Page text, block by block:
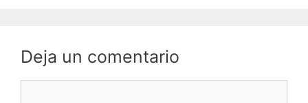
Deja un comentario